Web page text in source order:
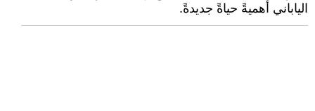
الياباني أهميةً حياةً جديدةً.